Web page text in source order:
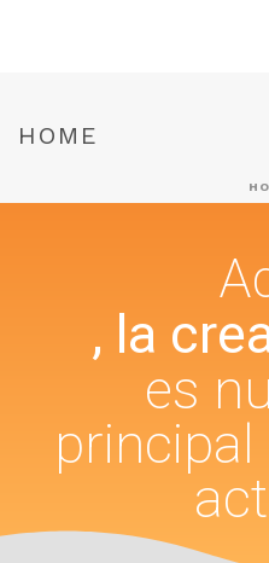
HOME
, la
es